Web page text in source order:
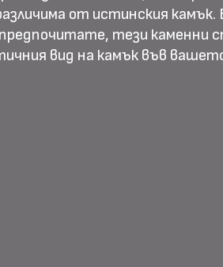
от истинския камък.
тези каменни
вид на камък във